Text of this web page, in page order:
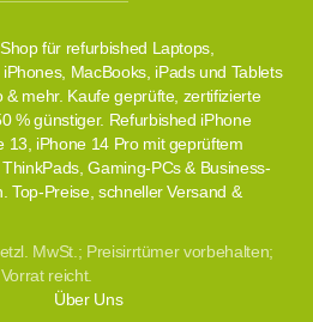
für refurbished Laptops,
MacBooks, iPads und Tablets
& mehr. Kaufe geprüfte, zertifizierte
% günstiger. Refurbished iPhone
13, iPhone 14 Pro mit geprüftem
Gaming-PCs & Business-
Top-Preise, schneller Versand &
MwSt.; Preisirrtümer vorbehalten;
reicht.
Über Uns